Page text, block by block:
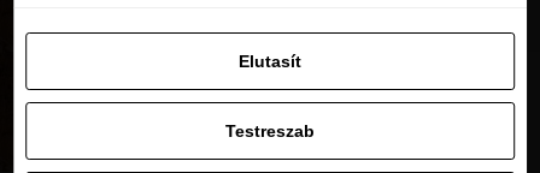
Wizz Air új járat: utazz Bécsből akciósan Eilatba
Elutasít
Testreszab
Elutasít
Testreszab